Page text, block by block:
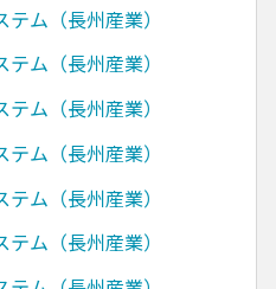
テム（長州産業）
テム（長州産業）
テム（長州産業）
テム（長州産業）
テム（長州産業）
テム（長州産業）